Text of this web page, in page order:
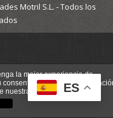
Motril S.L. - Todos los
la mejor experiencia de
para la
nuestra
política de cookies
ES